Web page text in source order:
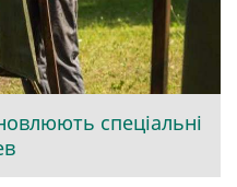
спеціальні